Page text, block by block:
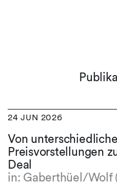
24 JUN 2026
Von
Preisvorstellungen
Deal
in: Gaberthüel/Wolf